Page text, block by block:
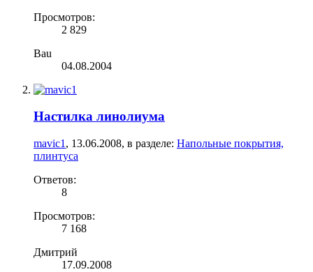
Просмотров:
2 829
Bau
04.08.2004
Настилка линолиума
mavic1 , 13.06.2008, в разделе: Напольные покрытия,
плинтуса
Ответов:
8
Просмотров:
7 168
Дмитрий
17.09.2008